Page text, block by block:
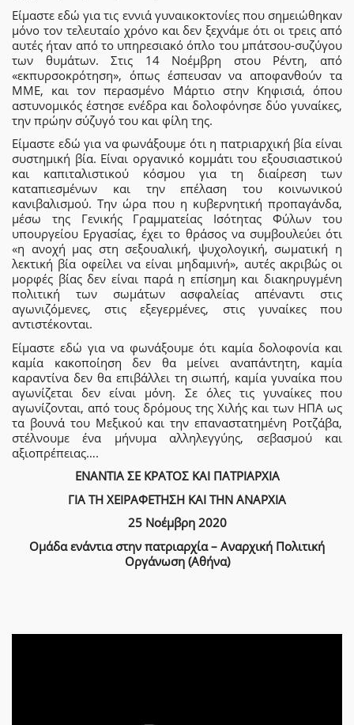
Είμαστε εδώ για τις εννιά γυναικοκτονίες που σημειώθηκαν
μόνο τον τελευταίο χρόνο και δεν ξεχνάμε ότι οι τρεις από
αυτές ήταν από το υπηρεσιακό όπλο του μπάτσου-συζύγου
των θυμάτων. Στις 14 Νοέμβρη στου Ρέντη, από
«εκπυρσοκρότηση», όπως έσπευσαν να αποφανθούν τα
ΜΜΕ, και τον περασμένο Μάρτιο στην Κηφισιά, όπου
αστυνομικός έστησε ενέδρα και δολοφόνησε δύο γυναίκες,
την πρώην σύζυγό του και φίλη της.
Είμαστε εδώ για να φωνάξουμε ότι η πατριαρχική βία είναι
συστημική βία. Είναι οργανικό κομμάτι του εξουσιαστικού
και καπιταλιστικού κόσμου για τη διαίρεση των
καταπιεσμένων και την επέλαση του κοινωνικού
κανιβαλισμού. Την ώρα που η κυβερνητική προπαγάνδα,
μέσω της Γενικής Γραμματείας Ισότητας Φύλων του
υπουργείου Εργασίας, έχει το θράσος να συμβουλεύει ότι
«η ανοχή μας στη σεξουαλική, ψυχολογική, σωματική η
λεκτική βία οφείλει να είναι μηδαμινή», αυτές ακριβώς οι
μορφές βίας δεν είναι παρά η επίσημη και διακηρυγμένη
πολιτική των σωμάτων ασφαλείας απέναντι στις
αγωνιζόμενες, στις εξεγερμένες, στις γυναίκες που
αντιστέκονται.
Είμαστε εδώ για να φωνάξουμε ότι καμία δολοφονία και
καμία κακοποίηση δεν θα μείνει αναπάντητη, καμία
καραντίνα δεν θα επιβάλλει τη σιωπή, καμία γυναίκα που
αγωνίζεται δεν είναι μόνη. Σε όλες τις γυναίκες που
αγωνίζονται, από τους δρόμους της Χιλής και των ΗΠΑ ως
τα βουνά του Μεξικού και την επαναστατημένη Ροτζάβα,
στέλνουμε ένα μήνυμα αλληλεγγύης, σεβασμού και
αξιοπρέπειας….
ΕΝΑΝΤΙΑ ΣΕ ΚΡΑΤΟΣ ΚΑΙ ΠΑΤΡΙΑΡΧΙΑ
ΓΙΑ ΤΗ ΧΕΙΡΑΦΕΤΗΣΗ ΚΑΙ ΤΗΝ ΑΝΑΡΧΙΑ
25 Νοέμβρη 2020
Ομάδα ενάντια στην πατριαρχία – Αναρχική Πολιτική
Οργάνωση (Αθήνα)